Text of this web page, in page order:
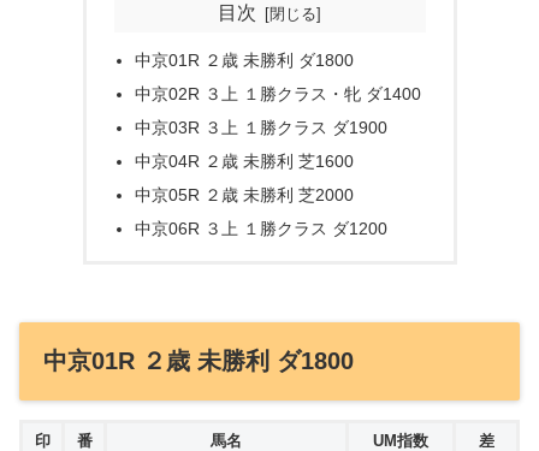
目次
中京01R ２歳 未勝利 ダ1800
中京02R ３上 １勝クラス・牝 ダ1400
中京03R ３上 １勝クラス ダ1900
中京04R ２歳 未勝利 芝1600
中京05R ２歳 未勝利 芝2000
中京06R ３上 １勝クラス ダ1200
中京01R ２歳 未勝利 ダ1800
印 番 馬名 UM指数 差